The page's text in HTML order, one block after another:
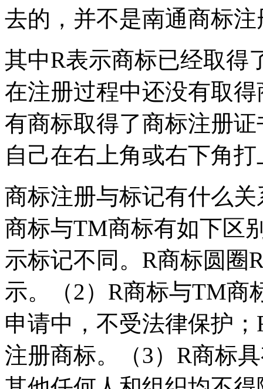
去的，并不是南通商标
其中R表示商标已经取得
在注册过程中还没有取
有商标取得了商标注册
自己在右上角或右下角
商标注册与标记有什么
商标与TM商标有如下区
示标记不同。R商标圆圈
示。（2）R商标与TM商
申请中，不受法律保护
注册商标。（3）R商标